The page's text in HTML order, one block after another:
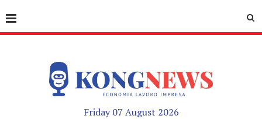
Friday 07 August 2026